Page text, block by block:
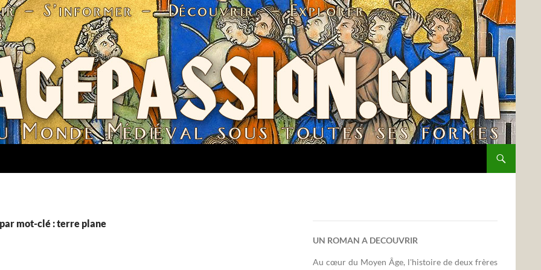
mot-clé : terre plane
UN ROMAN A DECOUVRIR
Au cœur du Moyen Âge, l'histoire de deux frères